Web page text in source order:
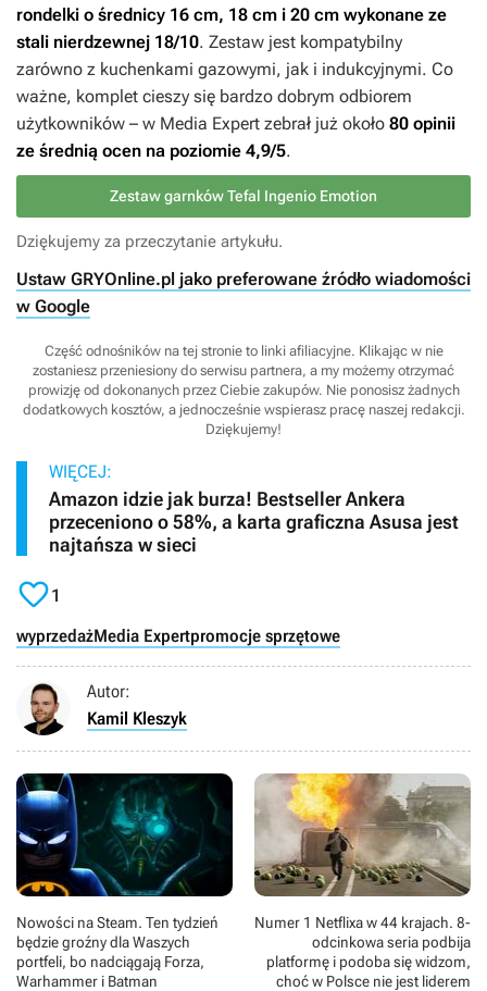
rondelki o średnicy 16 cm, 18 cm i 20 cm wykonane ze
stali nierdzewnej 18/10. Zestaw jest kompatybilny
zarówno z kuchenkami gazowymi, jak i indukcyjnymi. Co
ważne, komplet cieszy się bardzo dobrym odbiorem
użytkowników – w Media Expert zebrał już około 80 opinii
ze średnią ocen na poziomie 4,9/5.
Zestaw garnków Tefal Ingenio Emotion
Dziękujemy za przeczytanie artykułu.
Ustaw GRYOnline.pl jako preferowane źródło wiadomości
w Google
Część odnośników na tej stronie to linki afiliacyjne. Klikając w nie
zostaniesz przeniesiony do serwisu partnera, a my możemy otrzymać
prowizję od dokonanych przez Ciebie zakupów. Nie ponosisz żadnych
dodatkowych kosztów, a jednocześnie wspierasz pracę naszej redakcji.
Dziękujemy!
WIĘCEJ:
Amazon idzie jak burza! Bestseller Ankera
przeceniono o 58%, a karta graficzna Asusa jest
najtańsza w sieci
1
wyprzedażMedia Expertpromocje sprzętowe
Autor:
Kamil Kleszyk
Nowości na Steam. Ten tydzień
będzie groźny dla Waszych
portfeli, bo nadciągają Forza,
Warhammer i Batman
Numer 1 Netflixa w 44 krajach. 8-
odcinkowa seria podbija
platformę i podoba się widzom,
choć w Polsce nie jest liderem